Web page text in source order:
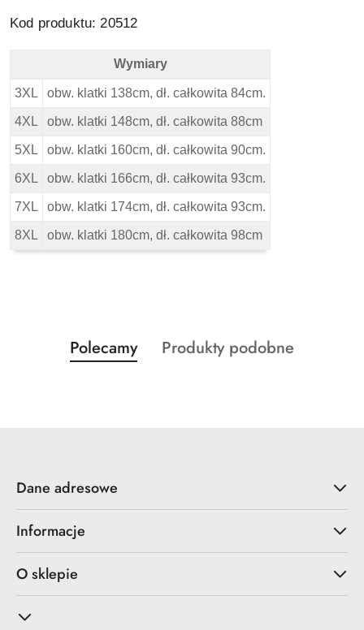
Kod produktu: 20512
Kitaro Koszulka - Wymiary
Wymiary
3XL obw. klatki 138cm, dł. całkowita 84cm.
4XL obw. klatki 148cm, dł. całkowita 88cm
5XL obw. klatki 160cm, dł. całkowita 90cm.
6XL obw. klatki 166cm, dł. całkowita 93cm.
7XL obw. klatki 174cm, dł. całkowita 93cm.
8XL obw. klatki 180cm, dł. całkowita 98cm
Pomiń karuzelę produktów
Produkty
o
Polecamy
Produkty
Produkty podobne
Dane adresowe
Informacje
O sklepie